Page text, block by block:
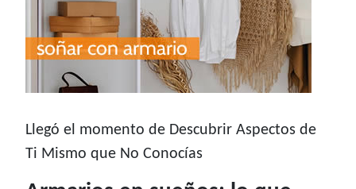
Llegó el momento de Descubrir Aspectos de
Ti Mismo que No Conocías